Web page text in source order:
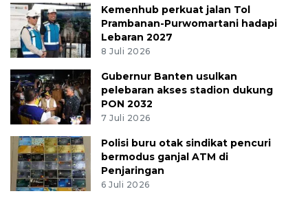
Kemenhub perkuat jalan Tol
Prambanan-Purwomartani hadapi
Lebaran 2027
8 Juli 2026
Gubernur Banten usulkan
pelebaran akses stadion dukung
PON 2032
7 Juli 2026
Polisi buru otak sindikat pencuri
bermodus ganjal ATM di
Penjaringan
6 Juli 2026